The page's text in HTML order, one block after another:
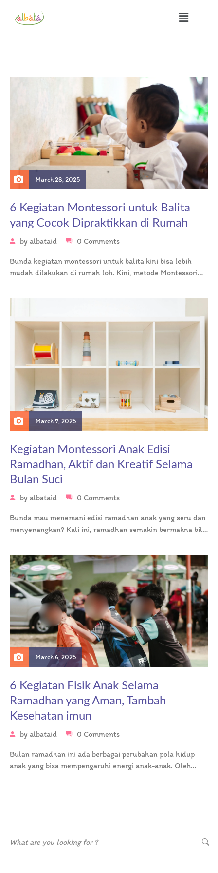
March 28, 2025
6 Kegiatan Montessori untuk Balita
yang Cocok Dipraktikkan di Rumah
by albataid 0 Comments
Bunda kegiatan montessori untuk balita kini bisa lebih
mudah dilakukan di rumah loh. Kini, metode Montessori
March 7, 2025
Kegiatan Montessori Anak Edisi
Ramadhan, Aktif dan Kreatif Selama
Bulan Suci
by albataid 0 Comments
Bunda mau menemani edisi ramadhan anak yang seru dan
menyenangkan? Kali ini, ramadhan semakin bermakna bila
March 6, 2025
6 Kegiatan Fisik Anak Selama
Ramadhan yang Aman, Tambah
Kesehatan imun
by albataid 0 Comments
Bulan ramadhan ini ada berbagai perubahan pola hidup
anak yang bisa mempengaruhi energi anak-anak. Oleh